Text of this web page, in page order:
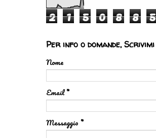
2 1 5 0 8 8 5
Per info o domande, Scrivimi
Nome
Email*
Messaggio *